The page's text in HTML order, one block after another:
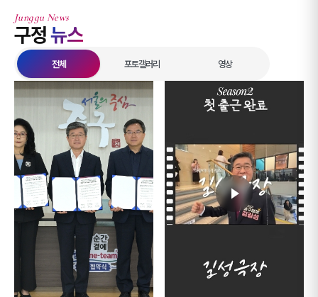
Junggu News
구정뉴스
전체 포토갤러리 영상